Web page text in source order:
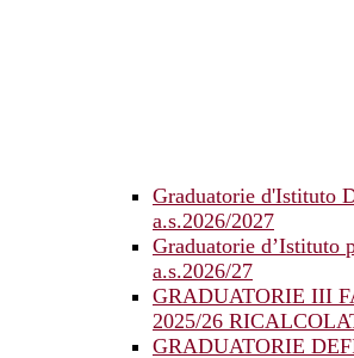
Graduatorie d'Istituto
a.s.2026/2027
Graduatorie d’Istituto
a.s.2026/27
GRADUATORIE III
2025/26
GRADUATORIE